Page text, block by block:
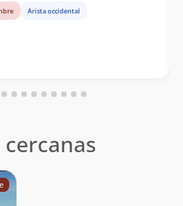
Arista occidental